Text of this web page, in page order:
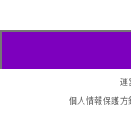
運
個人情報保護方